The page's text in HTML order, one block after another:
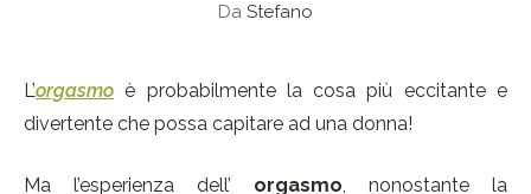
Da Stefano
L’orgasmo è probabilmente la cosa più eccitante e
divertente che possa capitare ad una donna!
Ma l’esperienza dell’ orgasmo, nonostante la